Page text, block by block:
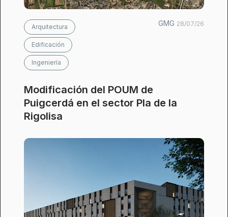
Arquitectura
Edificación
Ingeniería
GMG 28/07/26
Modificación del POUM de
Puigcerdá en el sector Pla de la
Rigolisa